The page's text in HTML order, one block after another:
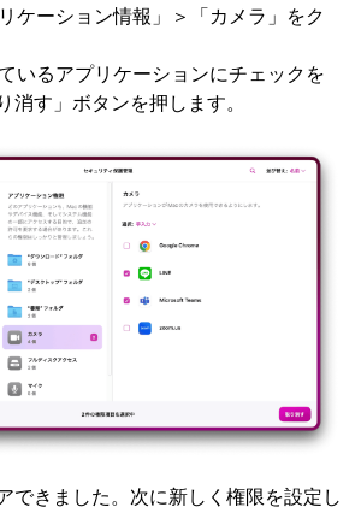
ケーション情報」＞「カメラ」をク
いるアプリケーションにチェックを
消す」ボタンを押します。
できました。次に新しく権限を設定し